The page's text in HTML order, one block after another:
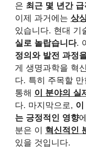
은 최근 몇 년간
이제 과거에는 상
있습니다. 현대 기
실로 놀랍습니다.
정의와 발전 과정
게 생명과학을 혁
다. 특히 주목할
통해 이 분야의 실
다. 마지막으로, 이
는 긍정적인 영향
분은 이 혁신적인
있을 것입니다.